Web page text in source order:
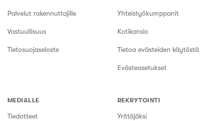
Palvelut rakennuttajille
Vastuullisuus
Tietosuojaseloste
Yhteistyökumppanit
Kotikansio
Tietoa evästeiden käytöstä
Evästeasetukset
MEDIALLE
Tiedotteet
REKRYTOINTI
Yrittäjäksi